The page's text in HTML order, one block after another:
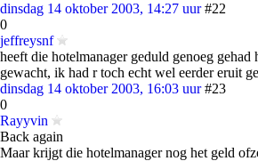
dinsdag 14 oktober 2003, 14:27 uur #22
0
jeffreysnf
heeft die hotelmanager geduld genoeg
gewacht, ik had r toch echt wel eerder eruit
dinsdag 14 oktober 2003, 16:03 uur #23
0
Rayyvin
Back again
Maar krijgt die hotelmanager nog het geld